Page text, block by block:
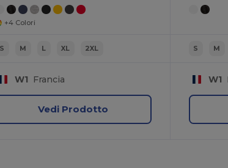
+4 Colori
S M L XL 2XL
W1 Francia
Vedi Prodotto
S M
W1